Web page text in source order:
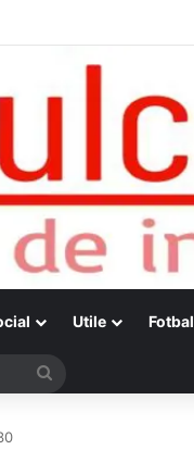
la Festivalul Folk Țestos
Utile Fotbal
Search